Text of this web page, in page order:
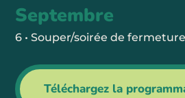
Septembre
6 • Souper/soirée de
Téléchargez la